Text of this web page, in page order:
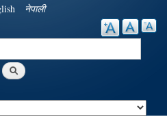
नेपाली